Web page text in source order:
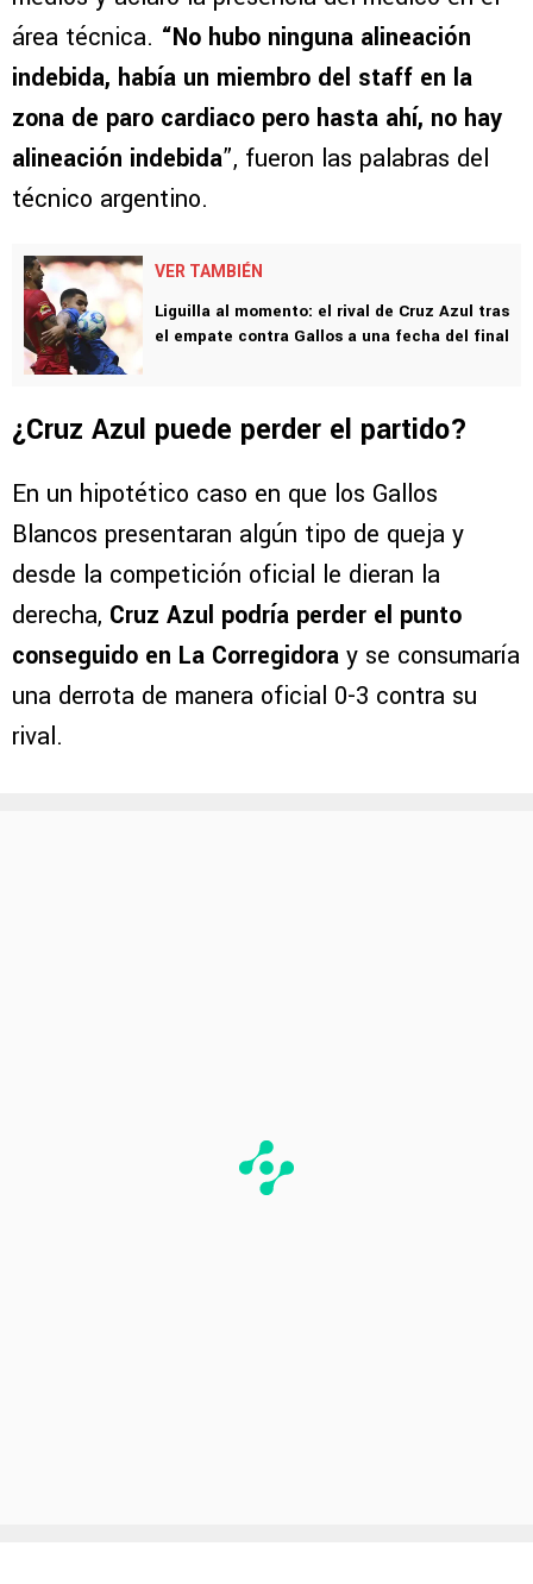
área técnica. “No hubo ninguna alineación
indebida, había un miembro del staff en la
zona de paro cardiaco pero hasta ahí, no hay
alineación indebida”, fueron las palabras del
técnico argentino.
VER TAMBIÉN
Liguilla al momento: el rival de Cruz Azul tras
el empate contra Gallos a una fecha del final
¿Cruz Azul puede perder el partido?
En un hipotético caso en que los Gallos
Blancos presentaran algún tipo de queja y
desde la competición oficial le dieran la
derecha, Cruz Azul podría perder el punto
conseguido en La Corregidora y se consumaría
una derrota de manera oficial 0-3 contra su
rival.